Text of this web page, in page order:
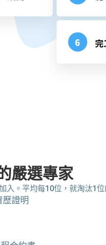
嚴選專家
入。平均每10位，就淘汰1
歷證明